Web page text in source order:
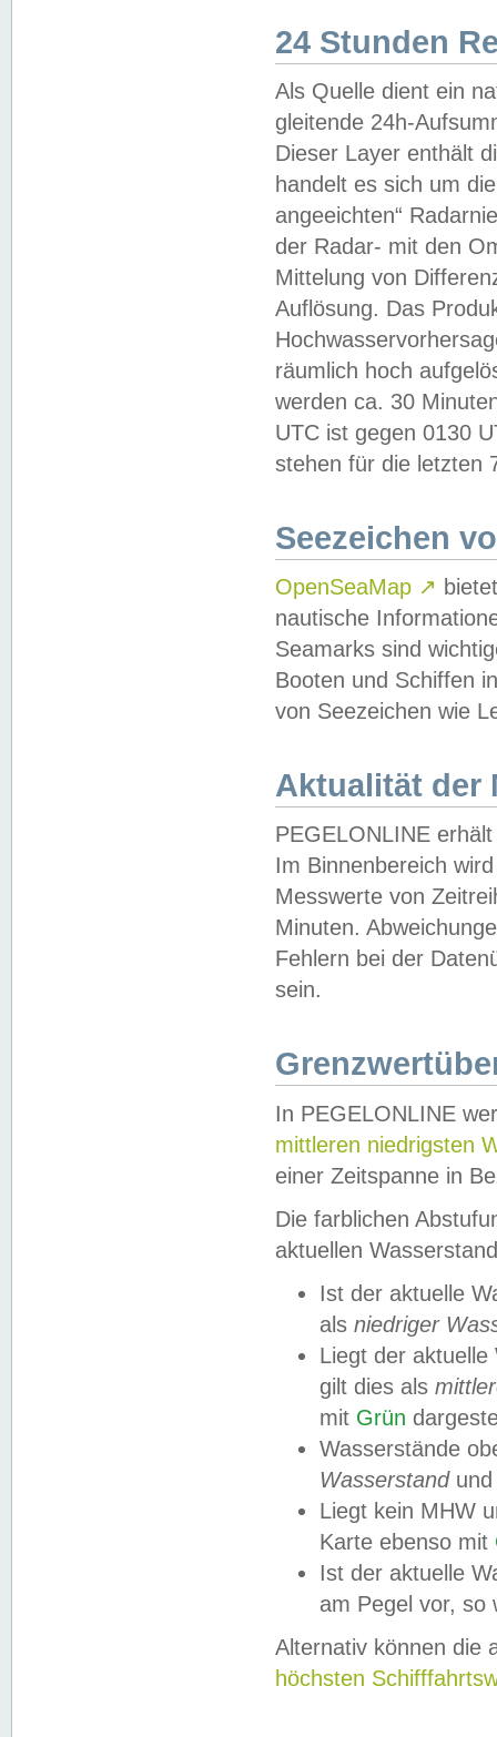
24 Stunden
Als Quelle dient ein
gleitende 24h-
Dieser Layer enthält
handelt es sich um
angeeichten“
der Radar- mit den
Mittelung von
Auflösung. Das
räumlich hoch
werden ca. 30
UTC ist gegen 0130
stehen für die letzten
Seezeichen
OpenSeaMap ↗
nautische
Seamarks sind
Booten und Schiffen
von Seezeichen wie
Aktualität der
PEGELONLINE
Im Binnenbereich
Messwerte von
Minuten.
Fehlern bei der
sein.
In PEGELONLINE
mittleren niedrigsten
einer Zeitspanne in
Die farblichen
aktuellen
Ist der aktuelle
als niedriger
Liegt der
gilt dies als
mit Grün
Wasserstände
Wasserstandund
Liegt kein MHW
Karte ebenso mit
Ist der aktuelle
am Pegel vor,
Alternativ können die
höchsten